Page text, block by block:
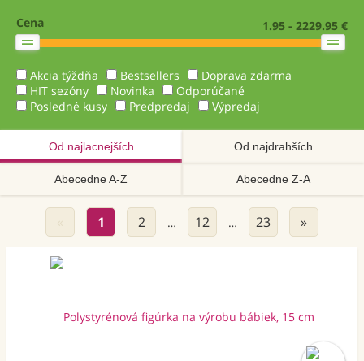
Cena 1.95 - 2229.95 €
Akcia týždňa Bestsellers
Doprava zdarma
HIT sezóny
Novinka
Odporúčané
Posledné kusy
Predpredaj Výpredaj
Od najlacnejších Od najdrahších
Abecedne A-Z Abecedne Z-A
1 2 … 12 … 23 »